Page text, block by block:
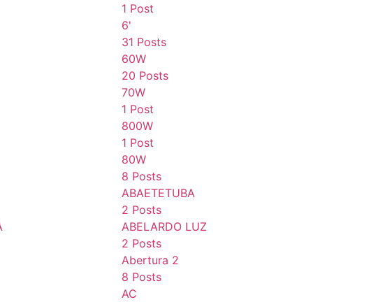
1 Post
6'
31 Posts
60W
20 Posts
70W
1 Post
800W
1 Post
80W
8 Posts
ABAETETUBA
2 Posts
ABELARDO LUZ
2 Posts
Abertura 2
8 Posts
AC